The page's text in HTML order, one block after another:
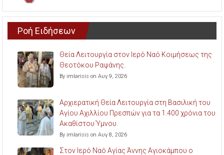
Ροή Ειδήσεων
Θεία Λειτουργία στον Ιερό Ναό Κοιμήσεως της
Θεοτόκου Ραψάνης.
By imlarisis on Αυγ 9, 2026
Αρχιερατική Θεία Λειτουργία στη Βασιλική του
Αγίου Αχιλλίου Πρεσπών για τα 1.400 χρόνια του
Ακαθίστου Ύμνου.
By imlarisis on Αυγ 8, 2026
Στον Ιερό Ναό Αγίας Άννης Αγιοκάμπου ο